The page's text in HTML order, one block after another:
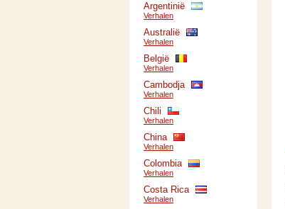
Argentinië
Verhalen
Australië
Verhalen
België
Verhalen
Cambodja
Verhalen
Chili
Verhalen
China
Verhalen
Colombia
Verhalen
Costa Rica
Verhalen